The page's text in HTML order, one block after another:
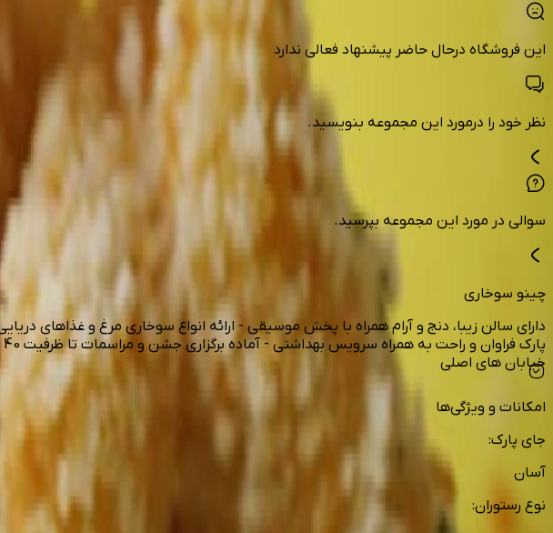
این فروشگاه درحال حاضر پیشنهاد فعالی ندارد
نظر خود را درمورد این مجموعه بنویسید.
سوالی در مورد این مجموعه بپرسید.
چینو سوخاری
خیابان های اصلی
امکانات و ویژگی‌ها
جای پارک:
آسان
نوع رستوران: